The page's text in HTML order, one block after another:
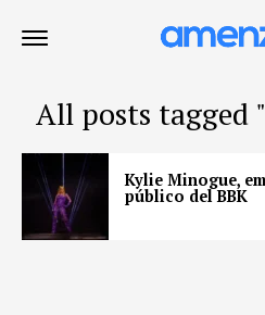
All posts tagged
Kylie Minogue,
público del BBK